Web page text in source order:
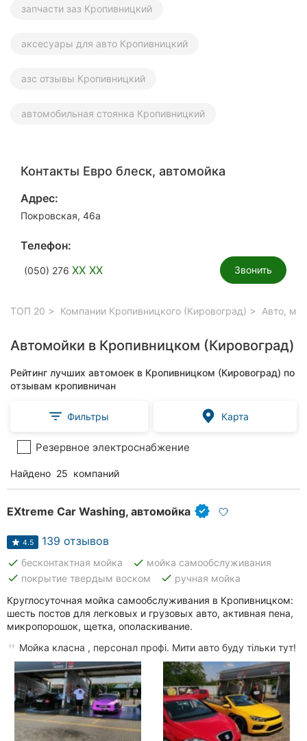
запчасти заз Кропивницкий
аксесуары для авто Кропивницкий
азс отзывы Кропивницкий
автомобильная стоянка Кропивницкий
Контакты Евро блеск, автомойка
Адрес:
Покровская, 46а
Телефон:
(050) 276 XX XX Звонить
ТОП 20 Компании Кропивницкого (Кировоград) Авто,
Автомойки в Кропивницком (Кировоград)
Рейтинг лучших автомоек в Кропивницком (Кировоград) по
отзывам кропивничан
Фильтры Карта
Резервное электроснабжение
Найдено 25 компаний
EXtreme Car Washing, автомойка
4.5 139 отзывов
done бесконтактная мойка done мойка самообслуживания
done покрытие твердым воском done ручная мойка
Круглосуточная мойка самообслуживания в Кропивницком:
шесть постов для легковых и грузовых авто, активная пена,
микропорошок, щетка, ополаскивание.
Мойка класна , персонал профі. Мити авто буду тільки тут!